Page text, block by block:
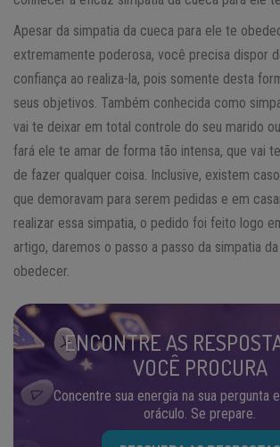
Apesar da simpatia da cueca para ele te
extremamente poderosa, você precisa dispor
confiança ao realiza-la, pois somente desta
seus objetivos. Também conhecida como
vai te deixar em total controle do seu marido
fará ele te amar de forma tão intensa, que vai
de fazer qualquer coisa. Inclusive, existem
que demoravam para serem pedidas e em
realizar essa simpatia, o pedido foi feito logo
artigo, daremos o passo a passo da simpatia
obedecer.
ENCONTRE AS
VOCÊ PROCURA
Concentre sua energia na sua pergunta
oráculo. Se prepare.